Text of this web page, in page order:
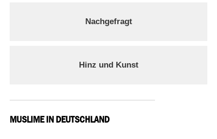
Nachgefragt
Hinz und Kunst
MUSLIME IN DEUTSCHLAND